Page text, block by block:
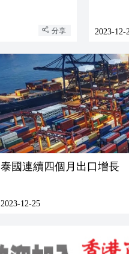
分享 2023-12-
泰國連續四個月出口增長
2023-12-25